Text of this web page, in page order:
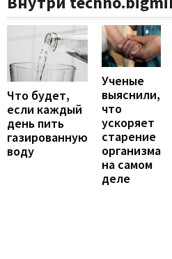
Что будет,
если каждый
день пить
газированную
воду
Ученые
выяснили,
что
ускоряет
старение
организма
на самом
деле